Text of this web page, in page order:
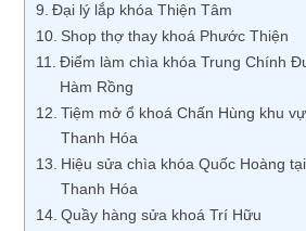
Đại lý lắp khóa Thiện Tâm
Shop thợ thay khoá Phước Thiện
Điểm làm chìa khóa Trung Chính
Hàm Rồng
Tiệm mở ổ khoá Chấn Hùng khu
Thanh Hóa
Hiệu sửa chìa khóa Quốc Hoàng
Thanh Hóa
Quầy hàng sửa khoá Trí Hữu